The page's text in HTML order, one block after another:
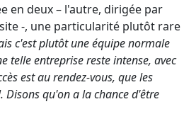
en deux – l'autre, dirigée par
-, une particularité plutôt rare
c'est plutôt une équipe normale
telle entreprise reste intense, avec
est au rendez-vous, que les
qu'on a la chance d'être